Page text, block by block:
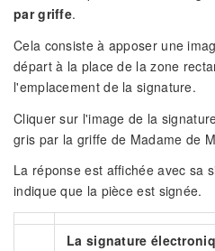
par griffe.
Cela consiste à apposer une
départ à la place de la zone
l'emplacement de la signature.
Cliquer sur l'image de la
gris par la griffe de Madame de
La réponse est affichée avec sa
indique que la pièce est signée.
La signature